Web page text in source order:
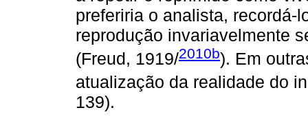
preferiria o analista, recordá-
reprodução invariavelmente
(Freud, 1919/2010b). Em
atualização da realidade do
139).